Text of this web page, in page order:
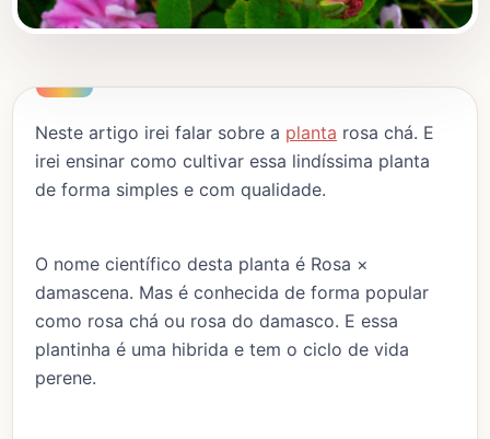
Neste artigo irei falar sobre a planta rosa chá. E
irei ensinar como cultivar essa lindíssima planta
de forma simples e com qualidade.
O nome científico desta planta é Rosa ×
damascena. Mas é conhecida de forma popular
como rosa chá ou rosa do damasco. E essa
plantinha é uma hibrida e tem o ciclo de vida
perene.